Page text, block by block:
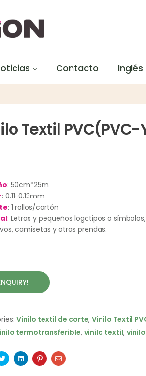
Contacto Inglés
Textil PVC(PVC-
: 50cm*25m
: 0.11~0.13mm
: 1 rollos/cartón
: Letras y pequeños logotipos o
camisetas y otras prendas.
Vinilo textil de corte, Vinilo Textil
termotransferible, vinilo textil,
TwitterLinkedinPinterestEmail